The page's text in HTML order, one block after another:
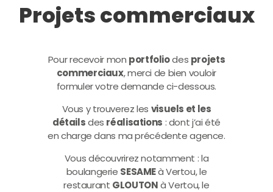
Projets commerciaux
Pour recevoir mon portfoliodes projets
commerciaux, merci de bien vouloir
formuler votre demande ci-dessous.
Vous y trouverez les visuels et les
détailsdes réalisations : dont j’ai été
en charge dans ma précédente agence.
Vous découvrirez notamment : la
boulangerie SESAMEà Vertou, le
restaurant GLOUTONà Vertou, le